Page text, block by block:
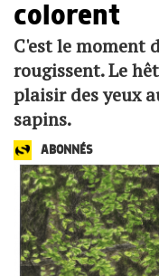
colorent
C'est le moment
rougissent. Le
plaisir des yeux
sapins.
ABONNÉS